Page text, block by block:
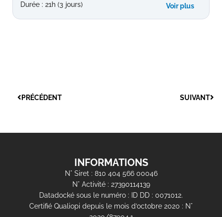
Durée : 21h (3 jours) Voir plus
PRÉCÉDENT SUIVANT
INFORMATIONS
N° Siret : 810 404 566 00046
N° Activité : 27390114139
Datadocké sous le numéro : ID DD : 0071012.
Certifié Qualiopi depuis le mois d’octobre 2020 : N°